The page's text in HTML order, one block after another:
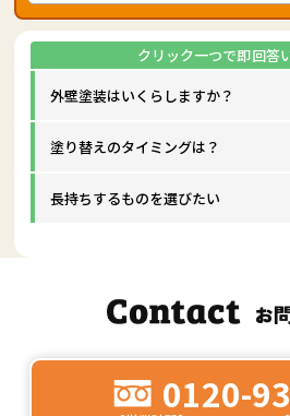
外壁塗装はいくらしますか？
塗り替えのタイミングは？
長持ちするものを選びたい
0120-